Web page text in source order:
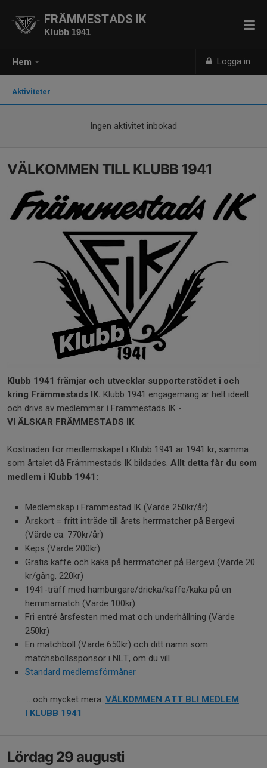
Hem Logga in
FRÄMMESTADS IK
Klubb 1941
Aktiviteter
Ingen aktivitet inbokad
VÄLKOMMEN TILL KLUBB 1941
Klubb 1941 främjar och utvecklar supporterstödet i och
kring Främmestads IK. Klubb 1941 engagemang är helt ideelt
och drivs av medlemmar i Främmestads IK -
VI ÄLSKAR FRÄMMESTADS IK
Kostnaden för medlemskapet i Klubb 1941 är 1941 kr, samma
som årtalet då Främmestads IK bildades. Allt detta får du som
medlem i Klubb 1941:
Medlemskap i Främmestad IK (Värde 250kr/år)
Årskort = fritt inträde till årets herrmatcher på Bergevi
(Värde ca. 770kr/år)
Keps (Värde 200kr)
Gratis kaffe och kaka på herrmatcher på Bergevi (Värde 20
kr/gång, 220kr)
1941-träff med hamburgare/dricka/kaffe/kaka på en
hemmamatch (Värde 100kr)
Fri entré årsfesten med mat och underhållning (Värde
250kr)
En matchboll (Värde 650kr) och ditt namn som
matchsbollssponsor i NLT, om du vill
Standard medlemsförmåner
... och mycket mera. VÄLKOMMEN ATT BLI MEDLEM
I KLUBB 1941
Lördag 29 augusti